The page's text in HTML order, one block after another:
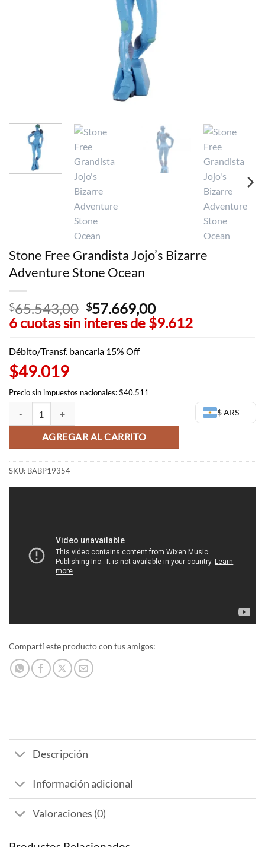
Stone Free Grandista Jojo’s Bizarre
Adventure Stone Ocean
$65.543,00 El
precio
era:
$57.669,00El
precio
6 cuotas sin interes de $9.612
Débito/Transf. bancaria 15% Off
$49.019
Precio sin impuestos nacionales: $40.511
$ ARS
Stone Free Grandista Jojo's Bizarre Adventure Stone Ocean cantidad
AGREGAR AL CARRITO
SKU: BABP19354
Compartí este producto con tus amigos:
Descripción
Información adicional
Valoraciones (0)